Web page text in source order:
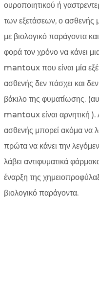
ουροποιητικού ή
των εξετάσεων, ο ασθενής
με βιολογικό παράγοντα
φορά τον χρόνο να κάνει
mantoux που είναι μία
ασθενής δεν πάσχει και
βάκιλο της φυματίωσης.
mantoux είναι αρνητική
ασθενής μπορεί ακόμα να
πρώτα να κάνει την
λάβει αντιφυματικά
έναρξη της
βιολογικό παράγοντα.